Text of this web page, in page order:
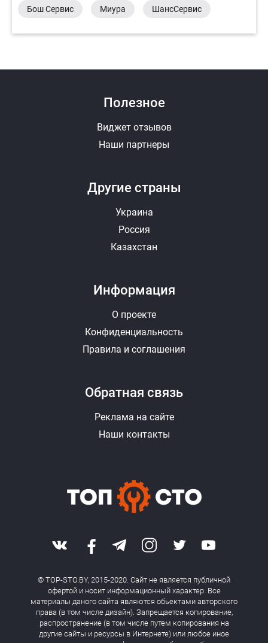
Бош Сервис Миура ШансСервис
Другие страны
Украина
Россия
Казахстан
Полезное
Виджет отзывов
Наши партнеры
Информация
О проекте
Конфиденциальность
Правила и соглашения
Обратная связь
Реклама на сайте
Наши контакты
© TOP-STO.BY, 2015-2020. Сайт не является публичной
офертой и носит информационный характер. Все
материалы даного сайта являются обьектами авторского
права (в том числе дизайн). Запрещается копирование,
распространение (в том числе путем копирования на
другие сайты и ресурсы в Интернете) или любое иное